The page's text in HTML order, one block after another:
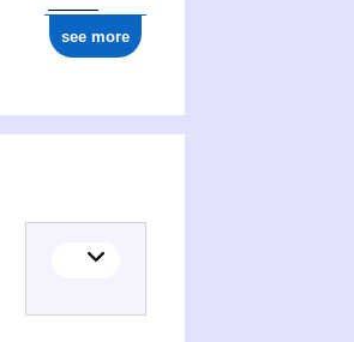
see more